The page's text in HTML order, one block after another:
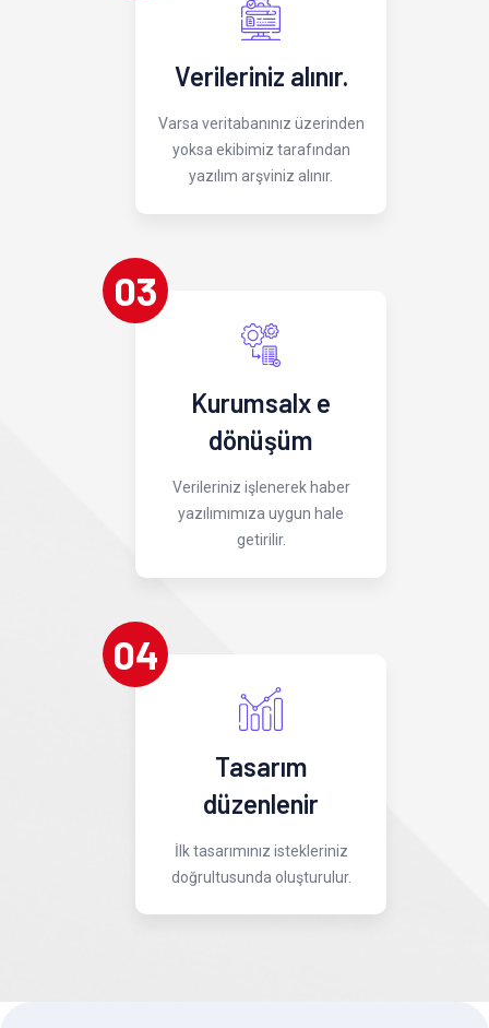
Verileriniz alınır.
Varsa veritabanınız üzerinden
yoksa ekibimiz tarafından
yazılım arşviniz alınır.
03
Kurumsalx e
dönüşüm
Verileriniz işlenerek haber
yazılımımıza uygun hale
getirilir.
04
Tasarım
düzenlenir
İlk tasarımınız istekleriniz
doğrultusunda oluşturulur.